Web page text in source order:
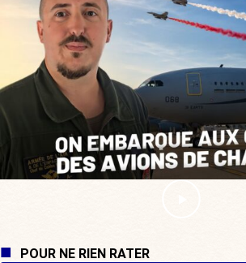
POUR NE RIEN RATER